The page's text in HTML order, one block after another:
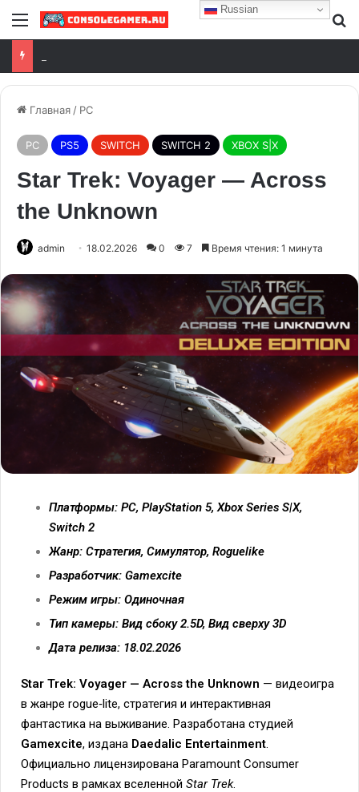
Главная / PC
PC PS5 SWITCH SWITCH 2 XBOX S|X
Star Trek: Voyager — Across
the Unknown
admin 18.02.2026 0 7 Время чтения: 1 минута
Платформы: PC, PlayStation 5, Xbox Series S|X,
Switch 2
Жанр: Стратегия, Симулятор, Roguelike
Разработчик: Gamexcite
Режим игры: Одиночная
Тип камеры: Вид сбоку 2.5D, Вид сверху 3D
Дата релиза: 18.02.2026
Star Trek: Voyager — Across the Unknown — видеоигра
в жанре rogue‑lite, стратегия и интерактивная
фантастика на выживание. Разработана студией
Gamexcite, издана Daedalic Entertainment.
Официально лицензирована Paramount Consumer
Products в рамках вселенной Star Trek.
Russian